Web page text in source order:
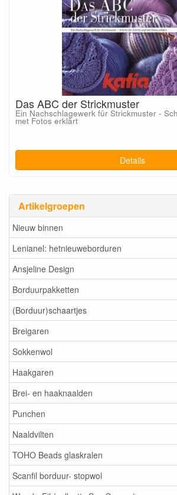
Artikelgroepen
Nieuw binnen
Lenianel: hetnieuweborduren
Ansjeline Design
Borduurpakketten
(Borduur)schaartjes
Breigaren
Sokkenwol
Haakgaren
Brei- en haaknaalden
Punchen
Naaldvilten
TOHO Beads glaskralen
Scanfil borduur- stopwol
Das ABC der Strickmuster
Ein Nachschlagewerk für Strickmuster -
met Fotos erklärt
Details